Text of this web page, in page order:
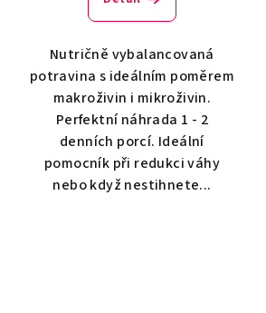
Nutričně vybalancovaná
potravina s ideálním poměrem
makroživin i mikroživin.
Perfektní náhrada 1 - 2
denních porcí. Ideální
pomocník při redukci váhy
nebo když nestihnete...